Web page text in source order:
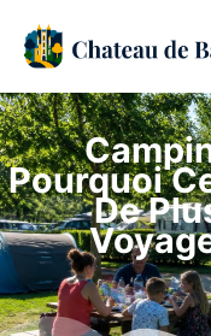
Pourquoi
De